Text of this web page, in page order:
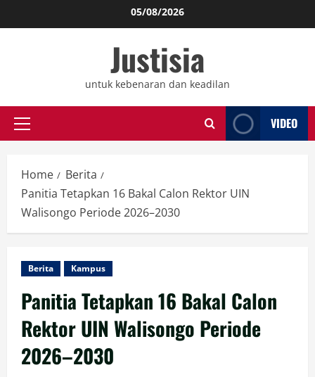
to
05/08/2026
Justisia
untuk kebenaran dan keadilan
Primary
VIDEO
Home
Berita
Panitia Tetapkan 16 Bakal Calon Rektor UIN
Walisongo Periode 2026–2030
Berita Kampus
Panitia Tetapkan 16 Bakal Calon
Rektor UIN Walisongo Periode
2026–2030